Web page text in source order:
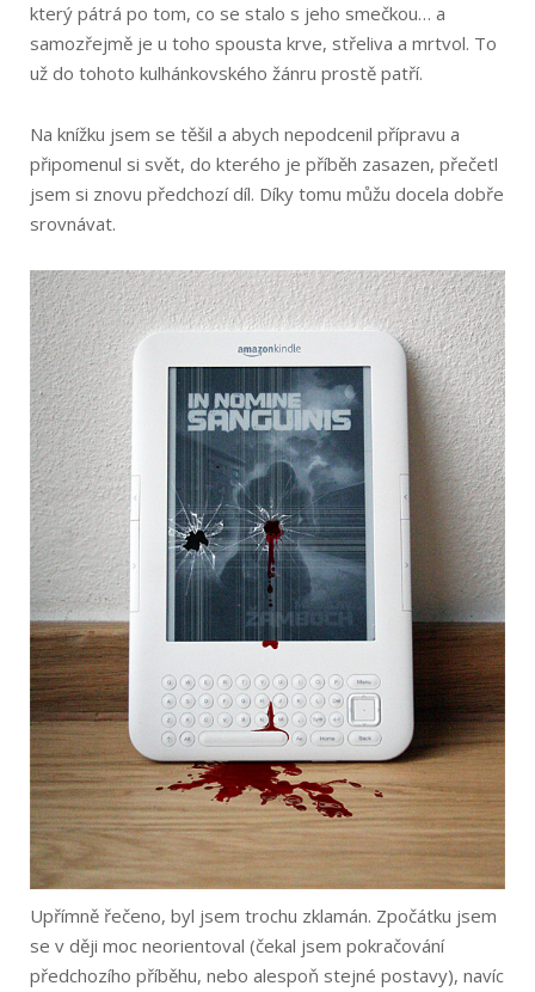
který pátrá po tom, co se stalo s jeho smečkou… a
samozřejmě je u toho spousta krve, střeliva a mrtvol. To
už do tohoto kulhánkovského žánru prostě patří.
Na knížku jsem se těšil a abych nepodcenil přípravu a
připomenul si svět, do kterého je příběh zasazen, přečetl
jsem si znovu předchozí díl. Díky tomu můžu docela dobře
srovnávat.
Upřímně řečeno, byl jsem trochu zklamán. Zpočátku jsem
se v ději moc neorientoval (čekal jsem pokračování
předchozího příběhu, nebo alespoň stejné postavy), navíc